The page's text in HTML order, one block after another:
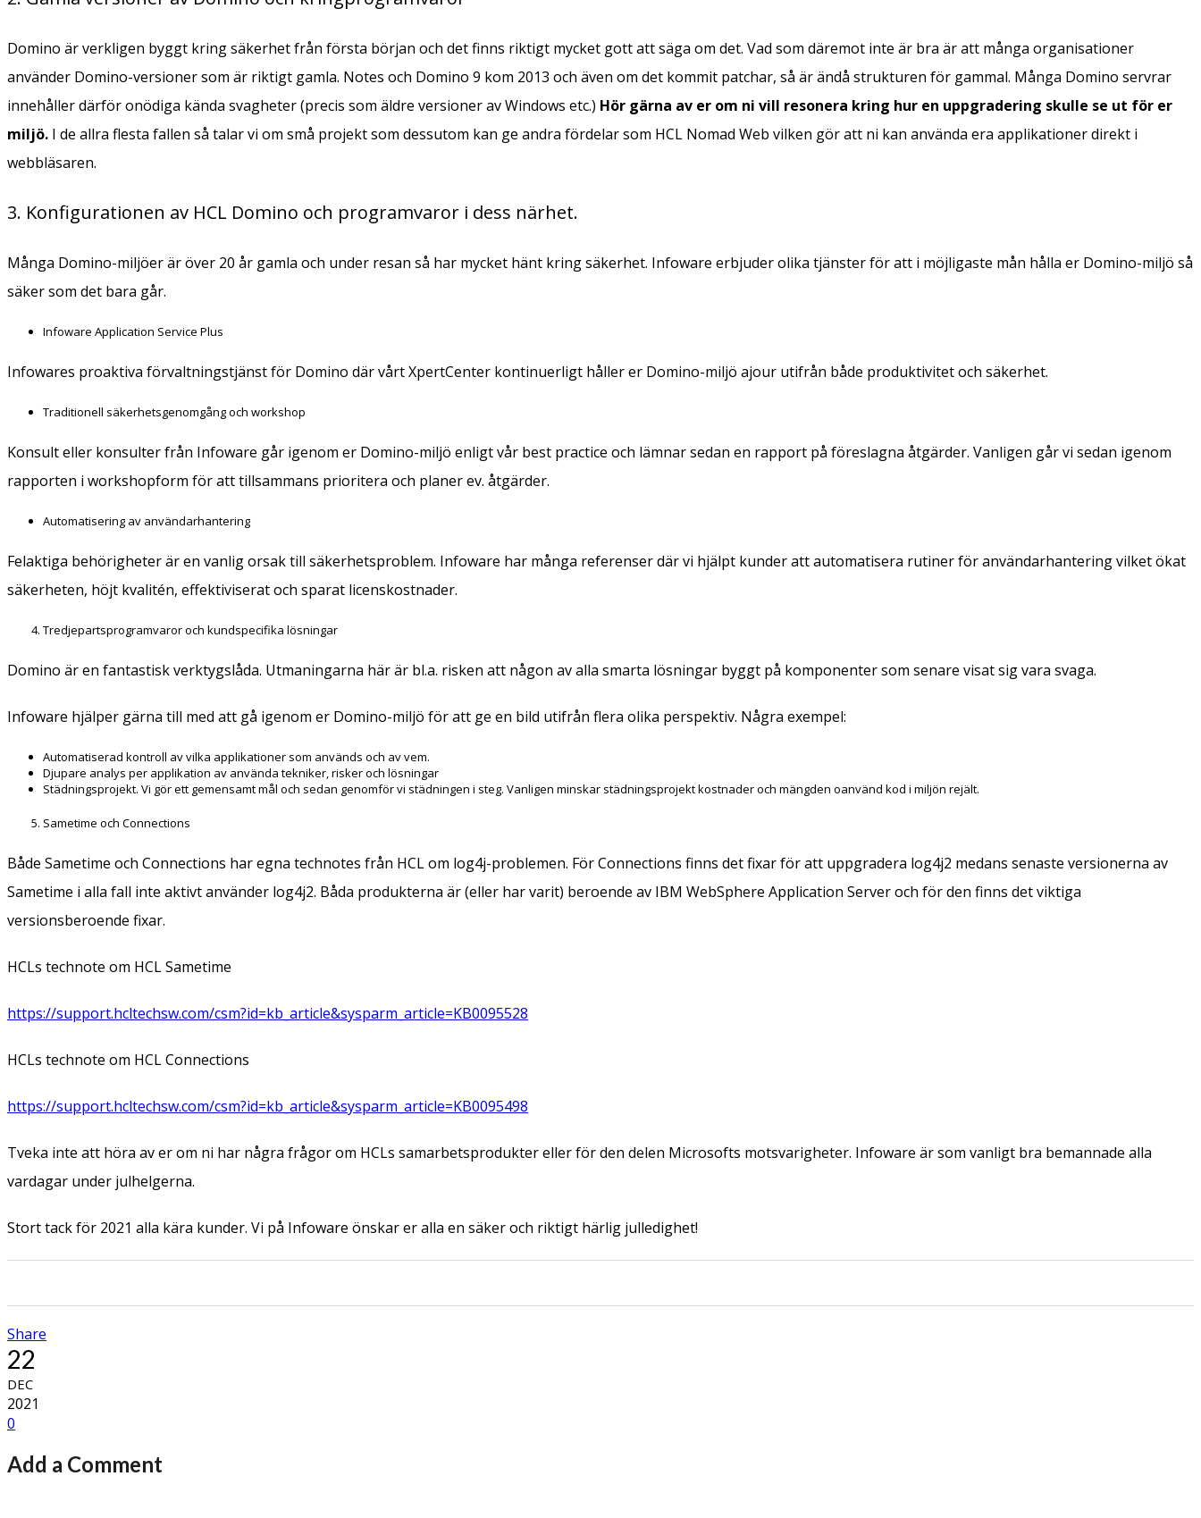
Domino är verkligen byggt kring säkerhet från första början och det finns riktigt mycket gott att säga om det. Vad som däremot inte är bra är att många organisationer
använder Domino-versioner som är riktigt gamla. Notes och Domino 9 kom 2013 och även om det kommit patchar, så är ändå strukturen för gammal. Många Domino servrar
innehåller därför onödiga kända svagheter (precis som äldre versioner av Windows etc.) Hör gärna av er om ni vill resonera kring hur en uppgradering skulle se ut för er
miljö. I de allra flesta fallen så talar vi om små projekt som dessutom kan ge andra fördelar som HCL Nomad Web vilken gör att ni kan använda era applikationer direkt i
webbläsaren.
3. Konfigurationen av HCL Domino och programvaror i dess närhet.
Många Domino-miljöer är över 20 år gamla och under resan så har mycket hänt kring säkerhet. Infoware erbjuder olika tjänster för att i möjligaste mån hålla er Domino-miljö så
säker som det bara går.
Infoware Application Service Plus
Infowares proaktiva förvaltningstjänst för Domino där vårt XpertCenter kontinuerligt håller er Domino-miljö ajour utifrån både produktivitet och säkerhet.
Traditionell säkerhetsgenomgång och workshop
Konsult eller konsulter från Infoware går igenom er Domino-miljö enligt vår best practice och lämnar sedan en rapport på föreslagna åtgärder. Vanligen går vi sedan igenom
rapporten i workshopform för att tillsammans prioritera och planer ev. åtgärder.
Automatisering av användarhantering
Felaktiga behörigheter är en vanlig orsak till säkerhetsproblem. Infoware har många referenser där vi hjälpt kunder att automatisera rutiner för användarhantering vilket ökat
säkerheten, höjt kvalitén, effektiviserat och sparat licenskostnader.
Tredjepartsprogramvaror och kundspecifika lösningar
Domino är en fantastisk verktygslåda. Utmaningarna här är bl.a. risken att någon av alla smarta lösningar byggt på komponenter som senare visat sig vara svaga.
Infoware hjälper gärna till med att gå igenom er Domino-miljö för att ge en bild utifrån flera olika perspektiv. Några exempel:
Automatiserad kontroll av vilka applikationer som används och av vem.
Djupare analys per applikation av använda tekniker, risker och lösningar
Städningsprojekt. Vi gör ett gemensamt mål och sedan genomför vi städningen i steg. Vanligen minskar städningsprojekt kostnader och mängden oanvänd kod i miljön rejält.
Sametime och Connections
Både Sametime och Connections har egna technotes från HCL om log4j-problemen. För Connections finns det fixar för att uppgradera log4j2 medans senaste versionerna av
Sametime i alla fall inte aktivt använder log4j2. Båda produkterna är (eller har varit) beroende av IBM WebSphere Application Server och för den finns det viktiga
versionsberoende fixar.
HCLs technote om HCL Sametime
https://support.hcltechsw.com/csm?id=kb_article&sysparm_article=KB0095528
HCLs technote om HCL Connections
https://support.hcltechsw.com/csm?id=kb_article&sysparm_article=KB0095498
Tveka inte att höra av er om ni har några frågor om HCLs samarbetsprodukter eller för den delen Microsofts motsvarigheter. Infoware är som vanligt bra bemannade alla
vardagar under julhelgerna.
Stort tack för 2021 alla kära kunder. Vi på Infoware önskar er alla en säker och riktigt härlig julledighet!
Share
22
DEC
2021
0
Add a Comment